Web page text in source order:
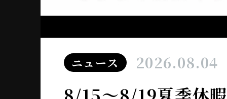
ニュース 2026.08.04
8/15～8/19夏季休